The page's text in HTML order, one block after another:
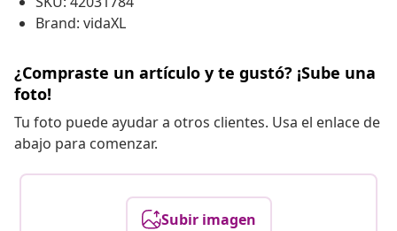
Brand: vidaXL
¿Compraste un artículo y te gustó? ¡Sube una
foto!
Tu foto puede ayudar a otros clientes. Usa el enlace de
abajo para comenzar.
Subir imagen